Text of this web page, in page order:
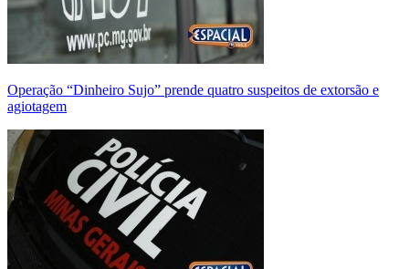
Operação “Dinheiro Sujo” prende quatro suspeitos de extorsão e
agiotagem